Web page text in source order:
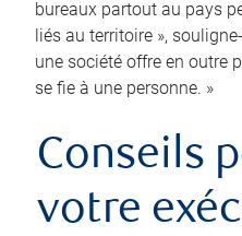
bureaux partout au pays
liés au territoire »,
une société offre en outre
se fie à une personne. »
Conseils
votre